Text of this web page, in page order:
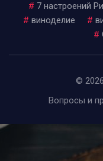
# 7 настроений
# виноделие #
#
©
Вопросы и